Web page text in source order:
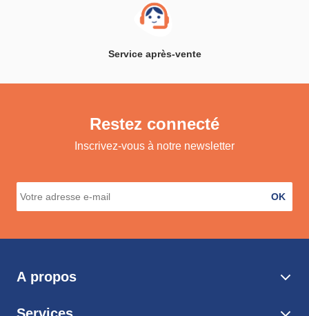
Service après-vente
Restez connecté
Inscrivez-vous à notre newsletter
OK
A propos